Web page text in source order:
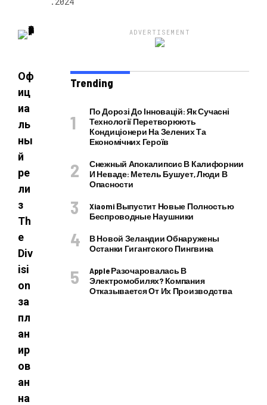
Оф
иц
иа
ль
ны
й
ре
ли
з
Th
e
Div
isi
on
за
пл
ан
ир
ов
ан
на
ADVERTISEMENT
Trending
По Дорозі До Інновацій: Як Сучасні
Технології Перетворюють
Кондиціонери На Зелених Та
Економічних Героїв
Снежный Апокалипсис В Калифорнии
И Неваде: Метель Бушует, Люди В
Опасности
Xiaomi Выпустит Новые Полностью
Беспроводные Наушники
В Новой Зеландии Обнаружены
Останки Гигантского Пингвина
Apple Разочаровалась В
Электромобилях? Компания
Отказывается От Их Производства